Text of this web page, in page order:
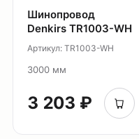
Шинопровод
Denkirs TR1003-WH
Артикул: TR1003-WH
3000 мм
3 203 ₽
Партнерам
Главная
Видео